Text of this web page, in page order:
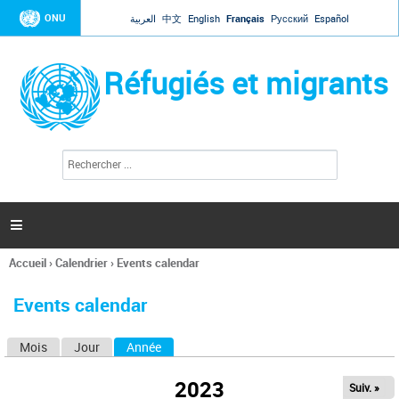
Jump to navigation
ONU العربية 中文 English Français Русский Español
Réfugiés et migrants
l
c
h
e

Vous
ici
Accueil›Calendrier› Events calendar
Events calendar
Mois Jour Année
2023 Suiv. »